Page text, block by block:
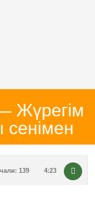
Жүрегім
4:23
139